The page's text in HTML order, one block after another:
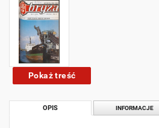
Pokaż treść
OPIS INFORMACJE